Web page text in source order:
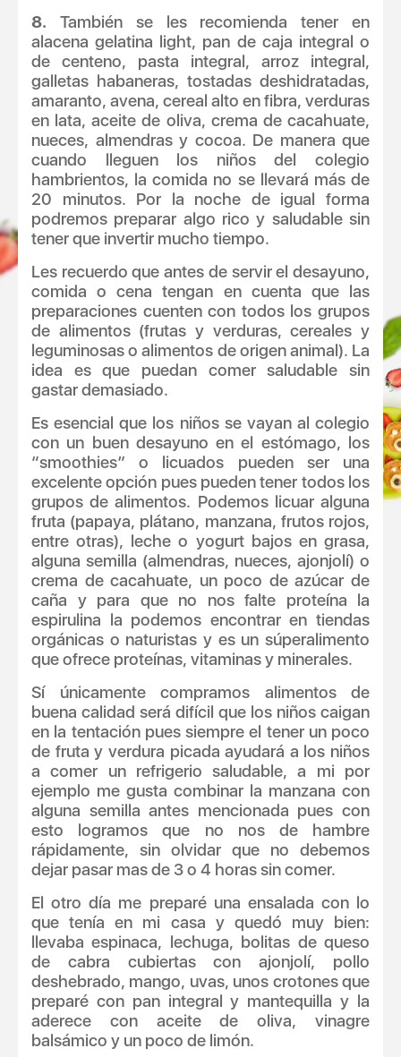
8. También se les recomienda tener en
alacena gelatina light, pan de caja integral o
de centeno, pasta integral, arroz integral,
galletas habaneras, tostadas deshidratadas,
amaranto, avena, cereal alto en fibra, verduras
en lata, aceite de oliva, crema de cacahuate,
nueces, almendras y cocoa. De manera que
cuando lleguen los niños del colegio
hambrientos, la comida no se llevará más de
20 minutos. Por la noche de igual forma
podremos preparar algo rico y saludable sin
tener que invertir mucho tiempo.
Les recuerdo que antes de servir el desayuno,
comida o cena tengan en cuenta que las
preparaciones cuenten con todos los grupos
de alimentos (frutas y verduras, cereales y
leguminosas o alimentos de origen animal). La
idea es que puedan comer saludable sin
gastar demasiado.
Es esencial que los niños se vayan al colegio
con un buen desayuno en el estómago, los
“smoothies” o licuados pueden ser una
excelente opción pues pueden tener todos los
grupos de alimentos. Podemos licuar alguna
fruta (papaya, plátano, manzana, frutos rojos,
entre otras), leche o yogurt bajos en grasa,
alguna semilla (almendras, nueces, ajonjolí) o
crema de cacahuate, un poco de azúcar de
caña y para que no nos falte proteína la
espirulina la podemos encontrar en tiendas
orgánicas o naturistas y es un súperalimento
que ofrece proteínas, vitaminas y minerales.
Sí únicamente compramos alimentos de
buena calidad será difícil que los niños caigan
en la tentación pues siempre el tener un poco
de fruta y verdura picada ayudará a los niños
a comer un refrigerio saludable, a mi por
ejemplo me gusta combinar la manzana con
alguna semilla antes mencionada pues con
esto logramos que no nos de hambre
rápidamente, sin olvidar que no debemos
dejar pasar mas de 3 o 4 horas sin comer.
El otro día me preparé una ensalada con lo
que tenía en mi casa y quedó muy bien:
llevaba espinaca, lechuga, bolitas de queso
de cabra cubiertas con ajonjolí, pollo
deshebrado, mango, uvas, unos crotones que
preparé con pan integral y mantequilla y la
aderece con aceite de oliva, vinagre
balsámico y un poco de limón.